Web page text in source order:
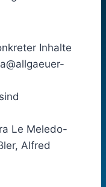
Inhalte
Le Meledo-
Alfred